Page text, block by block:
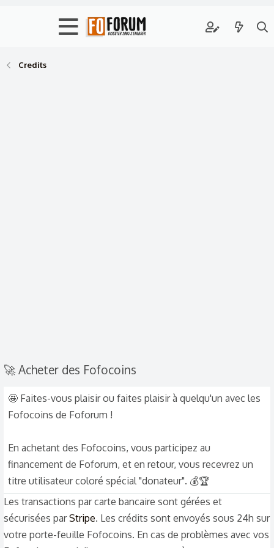
Credits
🚀 Acheter des Fofocoins
🤩 Faites-vous plaisir ou faites plaisir à quelqu'un avec les
Fofocoins de Foforum !
En achetant des Fofocoins, vous participez au
financement de Foforum, et en retour, vous recevrez un
titre utilisateur coloré spécial "donateur". 💰🏆
Les transactions par carte bancaire sont gérées et
sécurisées parStripe. Les crédits sont envoyés sous 24h sur
votre porte-feuille Fofocoins. En cas de problèmes avec vos